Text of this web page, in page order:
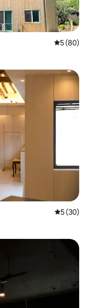
レビュー
5 (80)
レビュー
5 (30)